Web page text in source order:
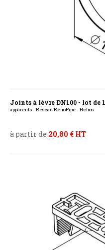
Joints à lèvre DN100 - lot de
apparents - Réseau RenoPipe - Helios
à partir de 20,80 € HT